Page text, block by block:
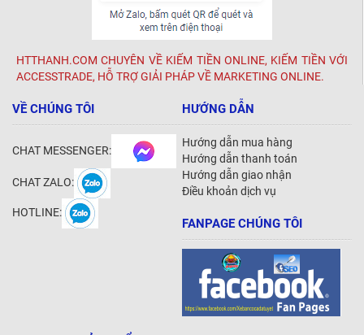
HTTHANH.COM CHUYÊN VỀ KIẾM TIỀN ONLINE, KIẾM TIỀN VỚI
ACCESSTRADE, HỖ TRỢ GIẢI PHÁP VỀ MARKETING ONLINE.
VỀ CHÚNG TÔI
CHAT MESSENGER:
CHAT ZALO:
HOTLINE:
HƯỚNG DẪN
Hướng dẫn mua hàng
Hướng dẫn thanh toán
Hướng dẫn giao nhận
Điều khoản dịch vụ
FANPAGE CHÚNG TÔI